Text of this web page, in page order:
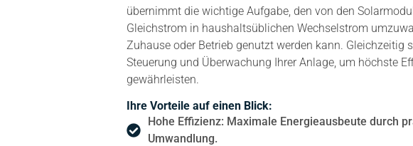
übernimmt die wichtige Aufgabe, den von den
Gleichstrom in haushaltsüblichen Wechselstrom
Zuhause oder Betrieb genutzt werden kann. Gleichzeitig
Steuerung und Überwachung Ihrer Anlage, um höchste
gewährleisten.
Ihre Vorteile auf einen Blick:
Hohe Effizienz: Maximale Energieausbeute durch
Umwandlung.